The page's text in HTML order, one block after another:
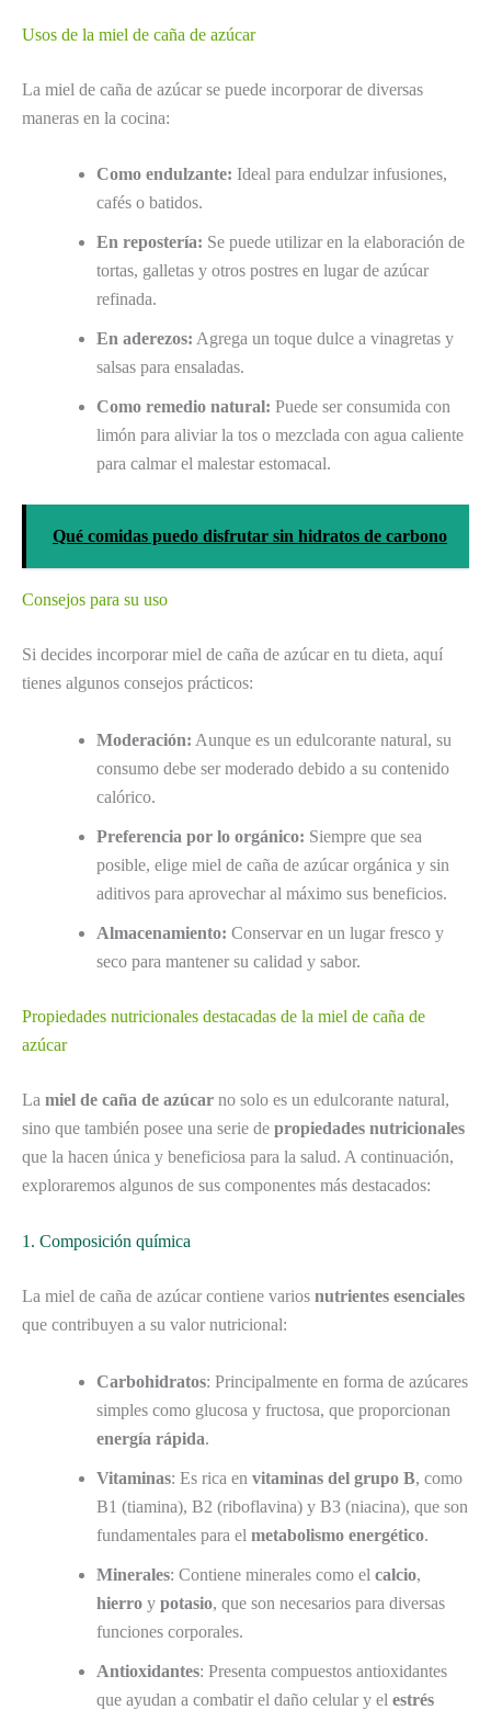
Usos de la miel de caña de azúcar
La miel de caña de azúcar se puede incorporar de diversas
maneras en la cocina:
Como endulzante: Ideal para endulzar infusiones,
cafés o batidos.
En repostería: Se puede utilizar en la elaboración de
tortas, galletas y otros postres en lugar de azúcar
refinada.
En aderezos: Agrega un toque dulce a vinagretas y
salsas para ensaladas.
Como remedio natural: Puede ser consumida con
limón para aliviar la tos o mezclada con agua caliente
para calmar el malestar estomacal.
Qué comidas puedo disfrutar sin hidratos de carbono
Consejos para su uso
Si decides incorporar miel de caña de azúcar en tu dieta, aquí
tienes algunos consejos prácticos:
Moderación: Aunque es un edulcorante natural, su
consumo debe ser moderado debido a su contenido
calórico.
Preferencia por lo orgánico: Siempre que sea
posible, elige miel de caña de azúcar orgánica y sin
aditivos para aprovechar al máximo sus beneficios.
Almacenamiento: Conservar en un lugar fresco y
seco para mantener su calidad y sabor.
Propiedades nutricionales destacadas de la miel de caña de
azúcar
La miel de caña de azúcar no solo es un edulcorante natural,
sino que también posee una serie de propiedades nutricionales
que la hacen única y beneficiosa para la salud. A continuación,
exploraremos algunos de sus componentes más destacados:
1. Composición química
La miel de caña de azúcar contiene varios nutrientes esenciales
que contribuyen a su valor nutricional:
Carbohidratos: Principalmente en forma de azúcares
simples como glucosa y fructosa, que proporcionan
energía rápida.
Vitaminas: Es rica en vitaminas del grupo B, como
B1 (tiamina), B2 (riboflavina) y B3 (niacina), que son
fundamentales para el metabolismo energético.
Minerales: Contiene minerales como el calcio,
hierro y potasio, que son necesarios para diversas
funciones corporales.
Antioxidantes: Presenta compuestos antioxidantes
que ayudan a combatir el daño celular y el estrés